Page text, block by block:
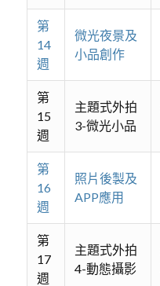
第
14
週
微光夜景及
小品創作
第
15
週
主題式外拍
3-微光小品
第
16
週
照片後製及
APP應用
第
17
週
主題式外拍
4-動態攝影